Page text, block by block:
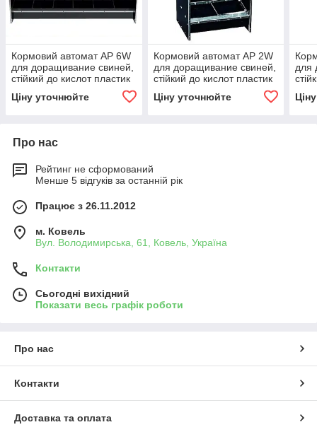
Кормовий автомат AP 6W
для доращивание свиней,
стійкий до кислот пластик
Ціну уточнюйте
Кормовий автомат AP 2W
для доращивание свиней,
стійкий до кислот пластик
Ціну уточнюйте
для
Про нас
Рейтинг не сформований
Менше 5 відгуків за останній рік
Працює з 26.11.2012
м. Ковель
Вул. Володимирська, 61, Ковель, Україна
Контакти
Сьогодні вихідний
Показати весь графік роботи
Про нас
Контакти
Доставка та оплата